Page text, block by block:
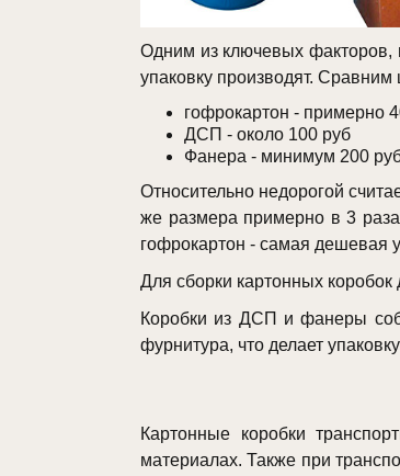
Одним из ключевых факторов,
упаковку производят.
гофрокартон - примерно
ДСП - около 100 руб
Фанера - минимум 200
Относительно недорогой
же размера примерно в 3
гофрокартон - самая дешевая
Для сборки картонных
Коробки из ДСП и фанеры
фурнитура, что делает
Картонные коробки
материалах. Также при